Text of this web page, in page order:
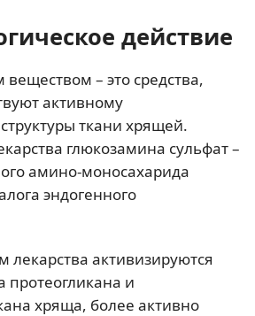
действие
– это средства,
активному
ткани хрящей.
глюкозамина сульфат –
амино-моносахарида
эндогенного
лекарства активизируются
протеогликана и
хряща, более активно